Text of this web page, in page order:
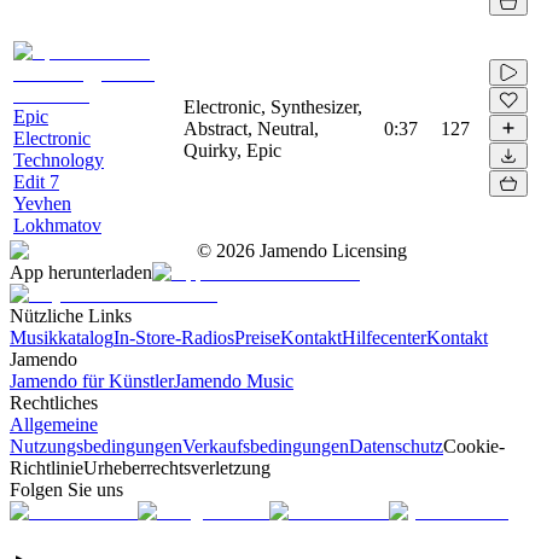
Epic
Electronic
Technology
Edit 7
Yevhen
Lokhmatov
Electronic, Synthesizer,
Abstract, Neutral,
Quirky, Epic
0:37 127
© 2026 Jamendo Licensing
App herunterladen
Nützliche Links
MusikkatalogIn-Store-RadiosPreiseKontaktHilfecenterKontakt
Jamendo
Jamendo für KünstlerJamendo Music
Rechtliches
Allgemeine
NutzungsbedingungenVerkaufsbedingungenDatenschutzCookie-
RichtlinieUrheberrechtsverletzung
Folgen Sie uns